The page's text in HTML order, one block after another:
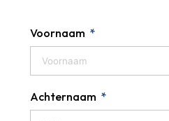
Voornaam
Achternaam